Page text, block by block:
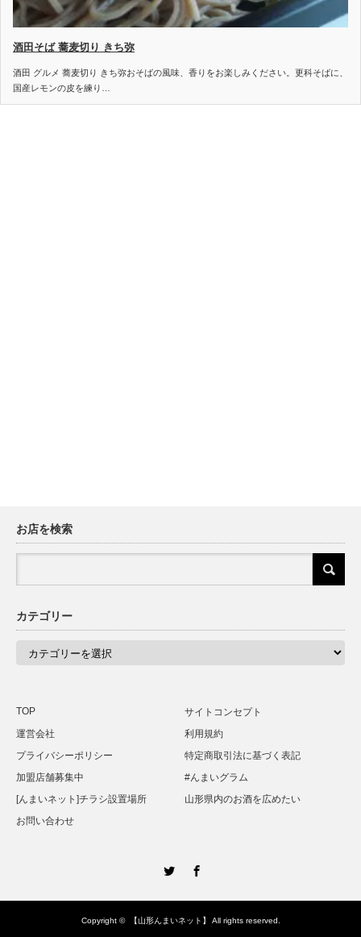
酒田そば 蕎麦切り きち弥
酒田 グルメ 蕎麦切り きち弥おそばの風味、香りをお楽しみください。更科そばに、
国産レモンの皮を練り…
お店を検索
カテゴリー
TOP
サイトコンセプト
運営会社
利用規約
プライバシーポリシー
特定商取引法に基づく表記
加盟店舗募集中
#んまいグラム
[んまいネット]チラシ設置場所
山形県内のお酒を広めたい
お問い合わせ
Copyright © 【山形んまいネット】 All rights reserved.